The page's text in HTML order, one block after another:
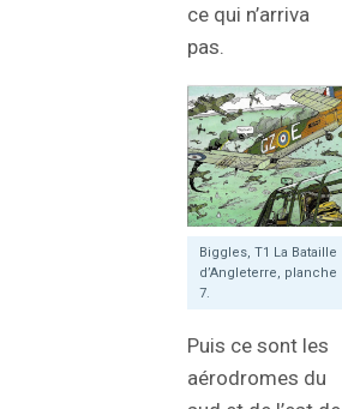
ce qui n’arriva
pas.
Biggles, T1 La Bataille
d’Angleterre, planche
7.
Puis ce sont les
aérodromes du